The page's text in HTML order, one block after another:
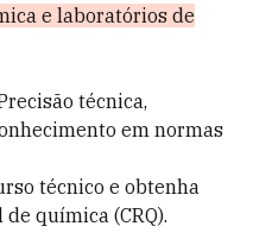
e laboratórios de
técnica,
em normas
técnico e obtenha
química (CRQ).